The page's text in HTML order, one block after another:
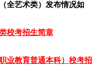
全艺术类）发布情况如
校考招生简章
业教育普通本科）校考招